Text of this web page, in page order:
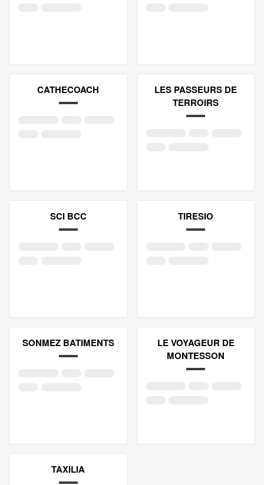
CATHECOACH
LES PASSEURS DE
TERROIRS
SCI BCC TIRESIO
SONMEZ BATIMENTS
LE VOYAGEUR DE
MONTESSON
TAXILIA